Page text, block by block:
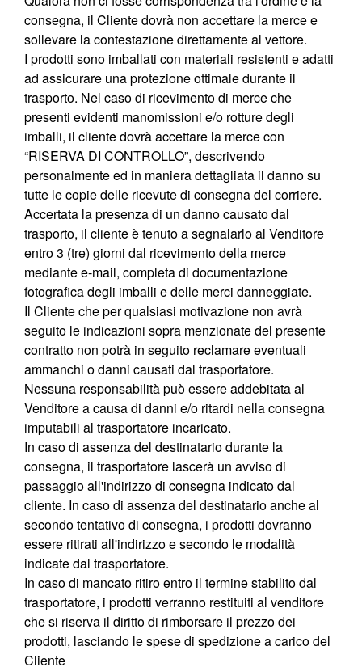
consegna, il Cliente dovrà non accettare la merce e
sollevare la contestazione direttamente al vettore.
I prodotti sono imballati con materiali resistenti e adatti
ad assicurare una protezione ottimale durante il
trasporto. Nel caso di ricevimento di merce che
presenti evidenti manomissioni e/o rotture degli
imballi, il cliente dovrà accettare la merce con
“RISERVA DI CONTROLLO”, descrivendo
personalmente ed in maniera dettagliata il danno su
tutte le copie delle ricevute di consegna del corriere.
Accertata la presenza di un danno causato dal
trasporto, il cliente è tenuto a segnalarlo al Venditore
entro 3 (tre) giorni dal ricevimento della merce
mediante e-mail, completa di documentazione
fotografica degli imballi e delle merci danneggiate.
Il Cliente che per qualsiasi motivazione non avrà
seguito le indicazioni sopra menzionate del presente
contratto non potrà in seguito reclamare eventuali
ammanchi o danni causati dal trasportatore.
Nessuna responsabilità può essere addebitata al
Venditore a causa di danni e/o ritardi nella consegna
imputabili al trasportatore incaricato.
In caso di assenza del destinatario durante la
consegna, il trasportatore lascerà un avviso di
passaggio all'indirizzo di consegna indicato dal
cliente. In caso di assenza del destinatario anche al
secondo tentativo di consegna, i prodotti dovranno
essere ritirati all'indirizzo e secondo le modalità
indicate dal trasportatore.
In caso di mancato ritiro entro il termine stabilito dal
trasportatore, i prodotti verranno restituiti al venditore
che si riserva il diritto di rimborsare il prezzo dei
prodotti, lasciando le spese di spedizione a carico del
Cliente